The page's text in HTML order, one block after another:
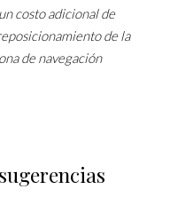
costo adicional de
de la
de navegación